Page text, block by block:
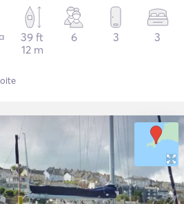
39 ft
12 m
6 3 3